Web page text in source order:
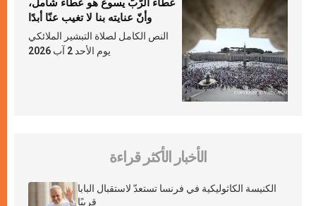
عطاء الرّبّ يسوع هو عطاء شامل،
وأنّ عنايته بنا لا تغيب عنّا أبدًا
النص الكامل لصلاة التبشير الملائكي
يوم الأحد 2 آب 2026
الأخبار الأكثر قراءة
الكنيسة الكاثوليكية في فرنسا تستعدّ لاستقبال البابا
قريبًا